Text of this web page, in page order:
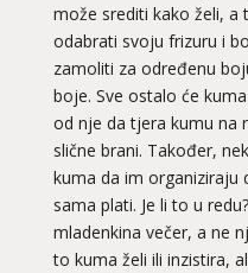
može srediti kako želi,
odabrati svoju frizuru i
zamoliti za određenu
boje. Sve ostalo će
od nje da tjera kumu na
slične brani. Također,
kuma da im organiziraju
sama plati. Je li to u
mladenkina večer, a ne
to kuma želi ili inzistira,